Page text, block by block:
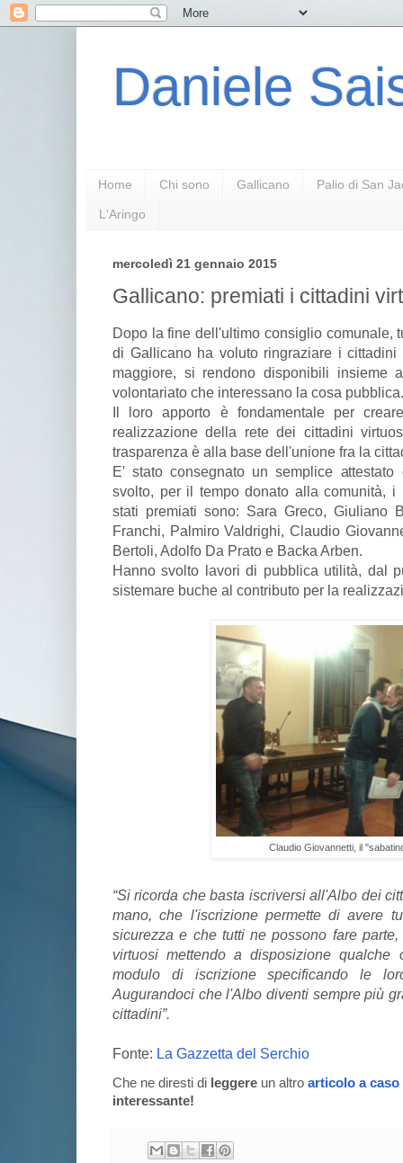
Daniele
Home Chi sono Gallicano Palio di San
L'Aringo
mercoledì 21 gennaio 2015
Gallicano: premiati i cittadini
Dopo la fine dell'ultimo consiglio comunale,
di Gallicano ha voluto ringraziare i
maggiore, si rendono disponibili insieme
volontariato che interessano la cosa
Il loro apporto è fondamentale per
realizzazione della rete dei cittadini
trasparenza è alla base dell'unione fra la
E' stato consegnato un semplice
svolto, per il tempo donato alla comunità,
stati premiati sono: Sara Greco, Giuliano
Franchi, Palmiro Valdrighi, Claudio
Bertoli, Adolfo Da Prato e Backa Arben.
Hanno svolto lavori di pubblica utilità, dal
sistemare buche al contributo per la
Claudio Giovannetti, il
“Si ricorda che basta iscriversi all'Albo dei
mano, che l'iscrizione permette di avere
sicurezza e che tutti ne possono fare
virtuosi mettendo a disposizione
modulo di iscrizione specificando le
Augurandoci che l'Albo diventi sempre più
cittadini”.
Fonte: La Gazzetta del Serchio
Che ne diresti di leggere un altro articolo a caso
interessante!